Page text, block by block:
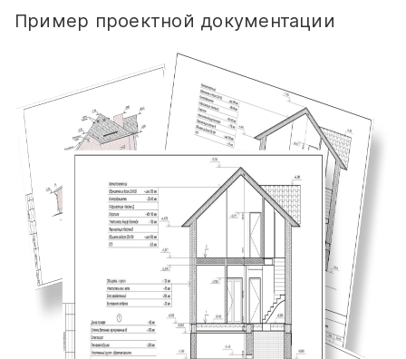
Пример проектной документации